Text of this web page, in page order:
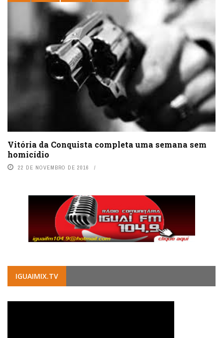
Vitória da Conquista completa uma semana sem
homicídio
22 DE NOVEMBRO DE 2016
IGUAIMIX.TV